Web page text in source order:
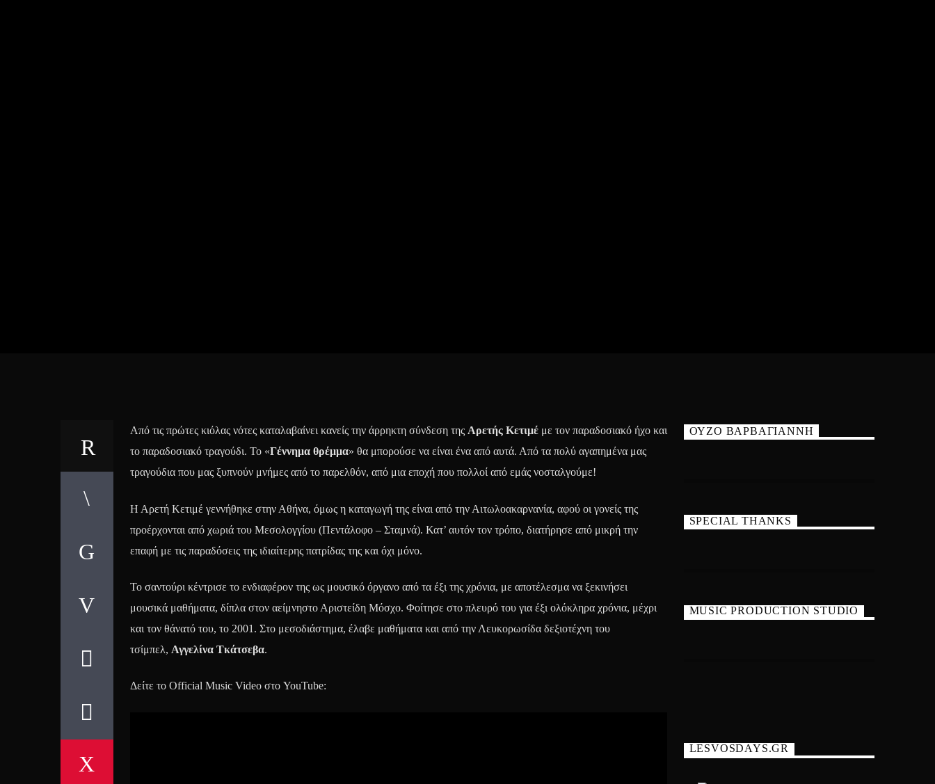
Από τις πρώτες κιόλας νότες καταλαβαίνει κανείς την άρρηκτη σύνδεση της Αρετής Κετιμέμε τον παραδοσιακό ήχο και
το παραδοσιακό τραγούδι. Το «Γέννημα θρέμμα» θα μπορούσε να είναι ένα από αυτά. Από τα πολύ αγαπημένα μας
τραγούδια που μας ξυπνούν μνήμες από το παρελθόν, από μια εποχή που πολλοί από εμάς νοσταλγούμε!
Η Αρετή Κετιμέ γεννήθηκε στην Αθήνα, όμως η καταγωγή της είναι από την Αιτωλοακαρνανία, αφού οι γονείς της
προέρχονται από χωριά του Μεσολογγίου (Πεντάλοφο – Σταμνά). Κατ’ αυτόν τον τρόπο, διατήρησε από μικρή την
επαφή με τις παραδόσεις της ιδιαίτερης πατρίδας της και όχι μόνο.
Το σαντούρι κέντρισε το ενδιαφέρον της ως μουσικό όργανο από τα έξι της χρόνια, με αποτέλεσμα να ξεκινήσει
μουσικά μαθήματα, δίπλα στον αείμνηστο Αριστείδη Μόσχο. Φοίτησε στο πλευρό του για έξι ολόκληρα χρόνια, μέχρι
και τον θάνατό του, το 2001. Στο μεσοδιάστημα, έλαβε μαθήματα και από την Λευκορωσίδα δεξιοτέχνη του
τσίμπελ, Αγγελίνα Τκάτσεβα.
Δείτε το Official Music Video στο YouTube:
ΟΥΖΟ ΒΑΡΒΑΓΙΑΝΝΗ
SPECIAL THANKS
MUSIC PRODUCTION STUDIO
LESVOSDAYS.GR